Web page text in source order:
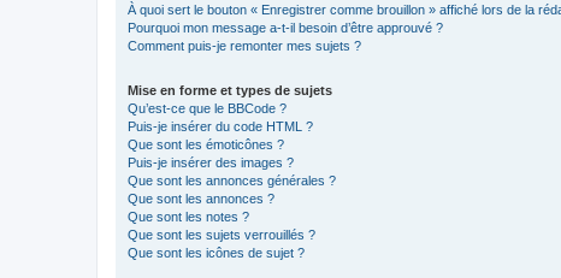
À quoi sert le bouton « Enregistrer comme brouillon » affiché lors de la
Pourquoi mon message a-t-il besoin d’être approuvé ?
Comment puis-je remonter mes sujets ?
Mise en forme et types de sujets
Qu’est-ce que le BBCode ?
Puis-je insérer du code HTML ?
Que sont les émoticônes ?
Puis-je insérer des images ?
Que sont les annonces générales ?
Que sont les annonces ?
Que sont les notes ?
Que sont les sujets verrouillés ?
Que sont les icônes de sujet ?